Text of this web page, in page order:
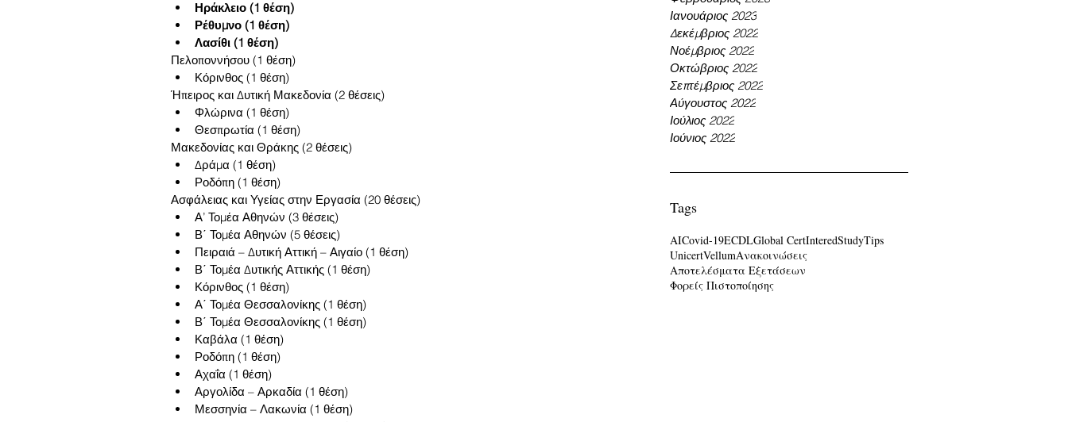
Ιανουάριος 2023
Δεκέμβριος 2022
Νοέμβριος 2022
Οκτώβριος 2022
Σεπτέμβριος 2022
Αύγουστος 2022
Ιούλιος 2022
Ιούνιος 2022
Tags
AICovid-19ECDLGlobal CertInteredStudyTips
UnicertVellumΑνακοινώσεις
Αποτελέσματα Εξετάσεων
Φορείς Πιστοποίησης
Ηράκλειο (1 θέση)
Ρέθυμνο (1 θέση)
Λασίθι (1 θέση)
Πελοποννήσου (1 θέση)
Κόρινθος (1 θέση)
Ήπειρος και Δυτική Μακεδονία (2 θέσεις)
Φλώρινα (1 θέση)
Θεσπρωτία (1 θέση)
Μακεδονίας και Θράκης (2 θέσεις)
Δράμα (1 θέση)
Ροδόπη (1 θέση)
Ασφάλειας και Υγείας στην Εργασία (20 θέσεις)
Α’ Τομέα Αθηνών (3 θέσεις)
Β΄ Τομέα Αθηνών (5 θέσεις)
Πειραιά – Δυτική Αττική – Αιγαίο (1 θέση)
Β΄ Τομέα Δυτικής Αττικής (1 θέση)
Κόρινθος (1 θέση)
Α΄ Τομέα Θεσσαλονίκης (1 θέση)
Β΄ Τομέα Θεσσαλονίκης (1 θέση)
Καβάλα (1 θέση)
Ροδόπη (1 θέση)
Αχαΐα (1 θέση)
Αργολίδα – Αρκαδία (1 θέση)
Μεσσηνία – Λακωνία (1 θέση)